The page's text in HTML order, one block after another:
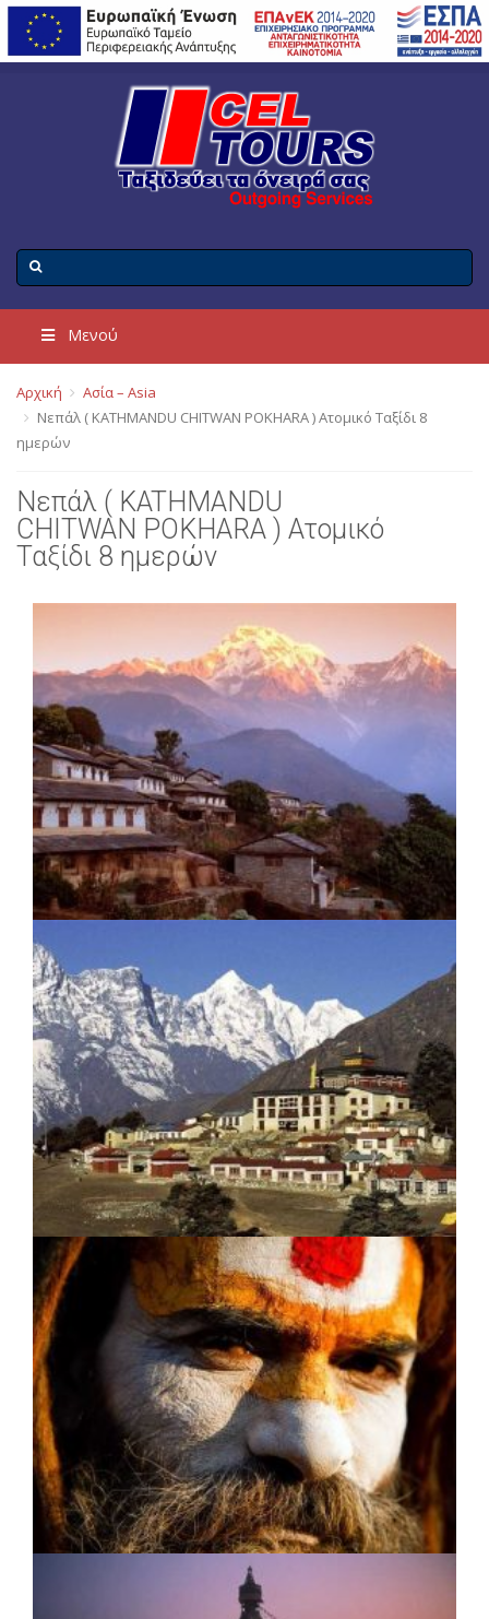
Μενού
Αρχική
Ασία – Asia
Νεπάλ ( KATHMANDU CHITWAN POKHARA ) Ατομικό Ταξίδι 8
ημερών
Νεπάλ ( KATHMANDU
CHITWAN POKHARA ) Ατομικό
Ταξίδι 8 ημερών